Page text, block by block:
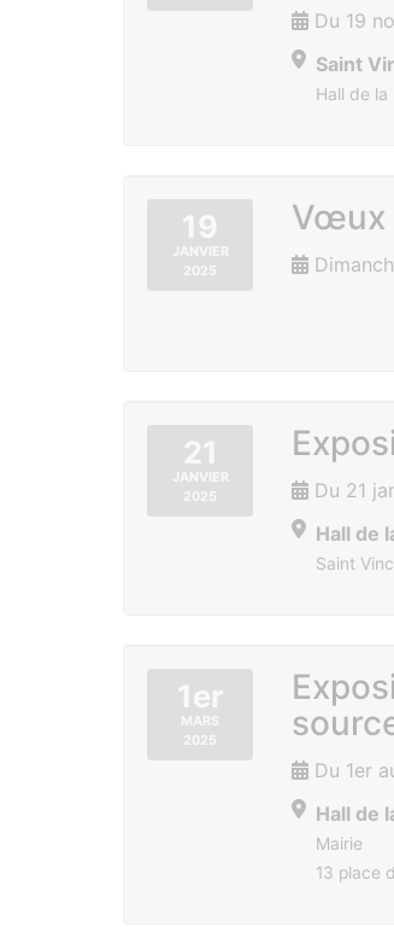
Du 19
Saint
Hall de la
19
JANVIER
2025
Vœux
21
JANVIER
2025
Du 21
Hall de
Saint
1er
MARS
2025
Du 1er
Hall de
Mairie
13 place